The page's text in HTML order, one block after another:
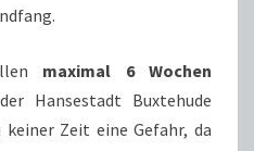
maximal 6 Wochen
Hansestadt Buxtehude
Zeit eine Gefahr, da